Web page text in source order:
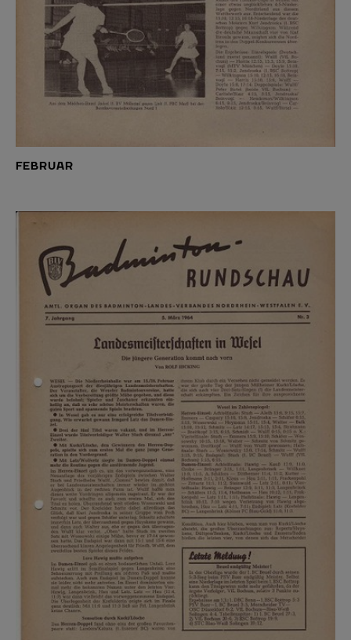
FEBRUAR